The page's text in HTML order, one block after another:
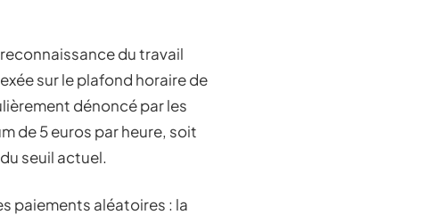
du travail
sur le plafond horaire de
dénoncé par les
de 5 euros par heure, soit
seuil actuel.
paiements aléatoires : la